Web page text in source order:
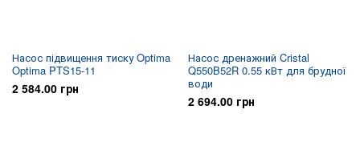
Насос підвищення тиску Optima
Optima PTS15-11
2 584.00 грн
Насос дренажний Cristal
Q550B52R 0.55 кВт для брудної
води
2 694.00 грн